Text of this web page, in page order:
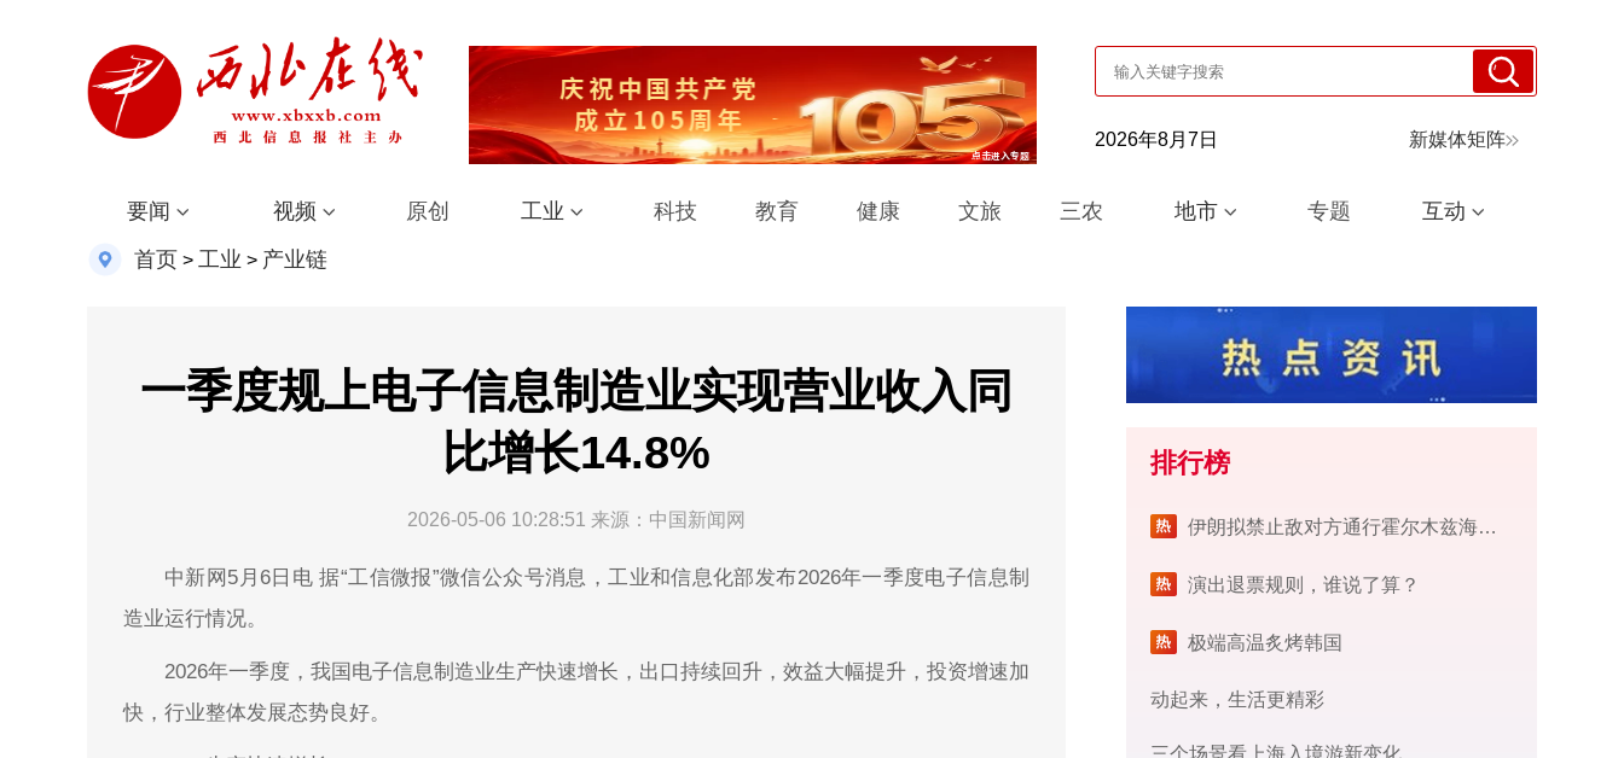
2026年8月7日 新媒体矩阵
要闻 视频 原创 工业 科技 教育 健康 文旅 三农 地市 专题 互动
首页 > 工业 > 产业链
一季度规上电子信息制造业实现营业收入同
比增长14.8%
2026-05-06 10:28:51 来源：中国新闻网
中新网5月6日电 据“工信微报”微信公众号消息，工业和信息化部发布2026年一季度电子信息制
造业运行情况。
2026年一季度，我国电子信息制造业生产快速增长，出口持续回升，效益大幅提升，投资增速加
快，行业整体发展态势良好。
排行榜
伊朗拟禁止敌对方通行霍尔木兹海峡 对违规者重罚
演出退票规则，谁说了算？
极端高温炙烤韩国
动起来，生活更精彩